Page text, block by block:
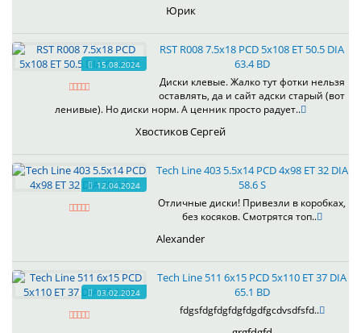
Юрик
15.08.2024
RST R008 7.5x18 PCD 5x108 ET 50.5 DIA
63.4 BD
Диски клевые. Жалко тут фотки нельзя
оставлять, да и сайт адски старый (вот
ленивые). Но диски норм. А ценник просто радует..
Хвостиков Сергей
12.04.2024
Tech Line 403 5.5x14 PCD 4x98 ET 32 DIA
58.6 S
Отличные диски! Привезли в коробках,
без косяков. Смотрятся топ..
Alexander
03.02.2024
Tech Line 511 6x15 PCD 5x110 ET 37 DIA
65.1 BD
fdgsfdgfdgfdgfdgdfgcdvsdfsfd..